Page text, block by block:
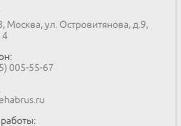
Москва, ул. Островитянова, д.9,
4
005-55-67